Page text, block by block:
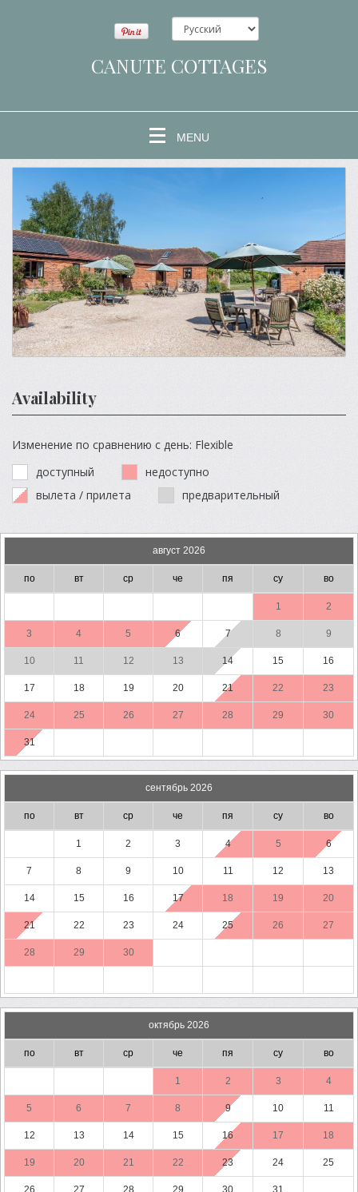
CANUTE COTTAGES
MENU
Availability
Изменение по сравнению с день: Flexible
доступный
недоступно
вылета / прилета
предварительный
август 2026
по вт ср че пя су во
1 2
3 4 5 6 7 8 9
10 11 12 13 14 15 16
17 18 19 20 21 22 23
24 25 26 27 28 29 30
31
сентябрь 2026
по вт ср че пя су во
1 2 3 4 5 6
7 8 9 10 11 12 13
14 15 16 17 18 19 20
21 22 23 24 25 26 27
28 29 30
октябрь 2026
по вт ср че пя су во
1 2 3 4
5 6 7 8 9 10 11
12 13 14 15 16 17 18
19 20 21 22 23 24 25